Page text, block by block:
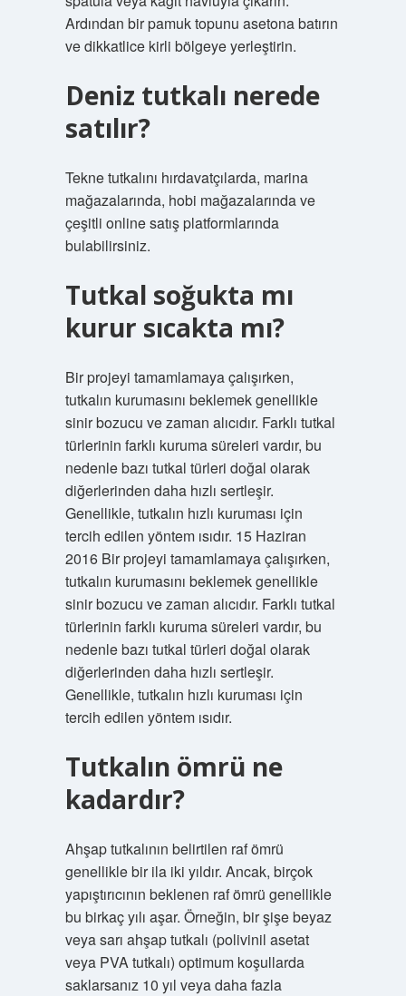
Ardından bir pamuk topunu asetona batırın
ve dikkatlice kirli bölgeye yerleştirin.
Deniz tutkalı nerede
satılır?
Tekne tutkalını hırdavatçılarda, marina
mağazalarında, hobi mağazalarında ve
çeşitli online satış platformlarında
bulabilirsiniz.
Tutkal soğukta mı
kurur sıcakta mı?
Bir projeyi tamamlamaya çalışırken,
tutkalın kurumasını beklemek genellikle
sinir bozucu ve zaman alıcıdır. Farklı tutkal
türlerinin farklı kuruma süreleri vardır, bu
nedenle bazı tutkal türleri doğal olarak
diğerlerinden daha hızlı sertleşir.
Genellikle, tutkalın hızlı kuruması için
tercih edilen yöntem ısıdır. 15 Haziran
2016 Bir projeyi tamamlamaya çalışırken,
tutkalın kurumasını beklemek genellikle
sinir bozucu ve zaman alıcıdır. Farklı tutkal
türlerinin farklı kuruma süreleri vardır, bu
nedenle bazı tutkal türleri doğal olarak
diğerlerinden daha hızlı sertleşir.
Genellikle, tutkalın hızlı kuruması için
tercih edilen yöntem ısıdır.
Tutkalın ömrü ne
kadardır?
Ahşap tutkalının belirtilen raf ömrü
genellikle bir ila iki yıldır. Ancak, birçok
yapıştırıcının beklenen raf ömrü genellikle
bu birkaç yılı aşar. Örneğin, bir şişe beyaz
veya sarı ahşap tutkalı (polivinil asetat
veya PVA tutkalı) optimum koşullarda
saklarsanız 10 yıl veya daha fazla